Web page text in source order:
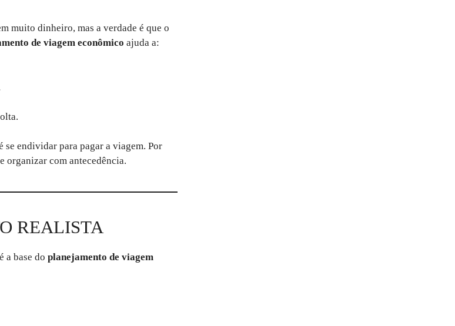
muito dinheiro, mas a verdade é que o
de viagem econômico ajuda a:
se endividar para pagar a viagem. Por
organizar com antecedência.
REALISTA
a base do planejamento de viagem